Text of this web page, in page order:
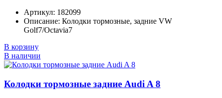
Артикул: 182099
Описание: Колодки тормозные, задние VW
Golf7/Octavia7
В корзину
В наличии
Колодки тормозные задние Audi A 8